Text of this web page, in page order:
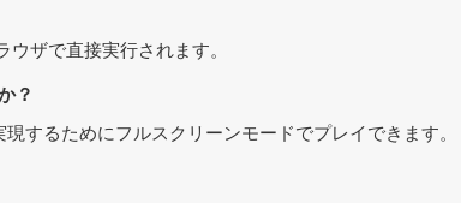
ザで直接実行されます。
？
するためにフルスクリーンモードでプレイできます。